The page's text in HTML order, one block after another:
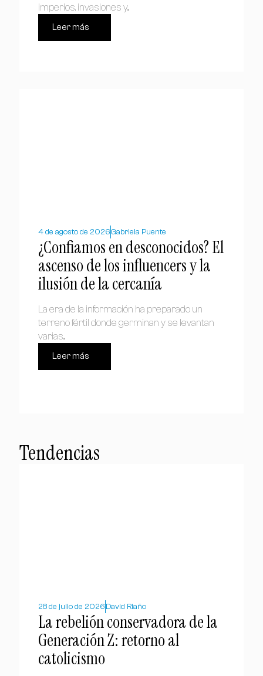
imperios, invasiones y...
Leer más
4 de agosto de 2026Gabriela Puente
¿Confiamos en desconocidos? El
ascenso de los influencers y la
ilusión de la cercanía
La era de la información ha preparado un
terreno fértil donde germinan y se levantan
varias...
Leer más
Tendencias
28 de julio de 2026 David Riaño
La rebelión conservadora de la
Generación Z: retorno al
catolicismo